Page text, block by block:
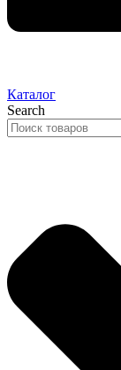
Каталог
Search